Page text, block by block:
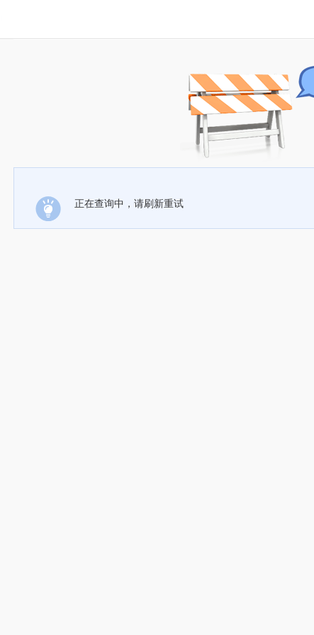
正在查询中，请刷新重试